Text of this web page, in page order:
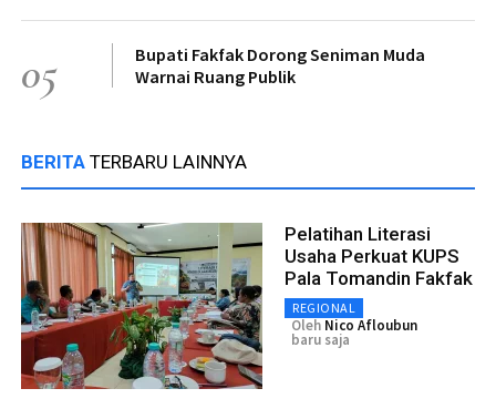
05
Bupati Fakfak Dorong Seniman Muda
Warnai Ruang Publik
BERITA TERBARU LAINNYA
Pelatihan Literasi
Usaha Perkuat KUPS
Pala Tomandin Fakfak
REGIONAL
Oleh Nico Afloubun
baru saja